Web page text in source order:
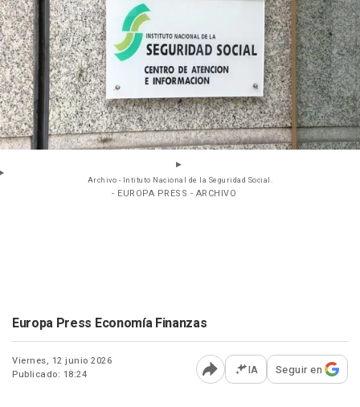
Archivo - Intituto Nacional de la Seguridad Social.
- EUROPA PRESS - ARCHIVO
Europa Press Economía Finanzas
Viernes, 12 junio 2026
Publicado: 18:24
Abrir opciones para
IA Seguir en